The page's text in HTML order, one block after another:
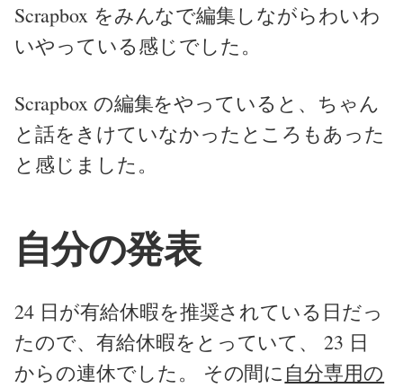
Scrapbox をみんなで編集しながらわいわ
いやっている感じでした。
Scrapbox の編集をやっていると、ちゃん
と話をきけていなかったところもあった
と感じました。
自分の発表
24 日が有給休暇を推奨されている日だっ
たので、有給休暇をとっていて、 23 日
からの連休でした。 その間に 自分専用の